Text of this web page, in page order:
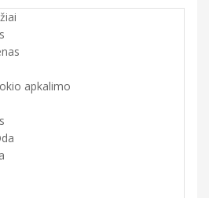
apkalimo